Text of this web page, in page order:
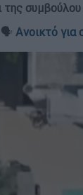
της
🗣️ Ανοικτό για